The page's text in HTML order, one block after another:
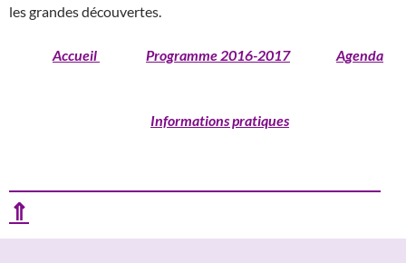
les grandes découvertes.
Accueil Programme 2016-2017 Agenda
Informations pratiques
⇑